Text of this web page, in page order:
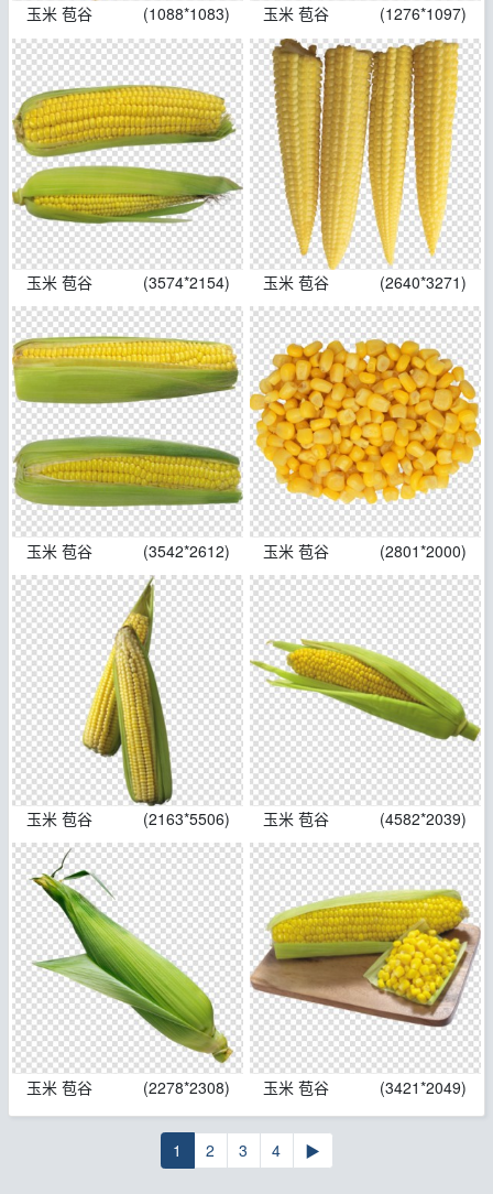
玉米 苞谷 (1088*1083) 玉米 苞谷 (1276*1097)
玉米 苞谷 (3574*2154) 玉米 苞谷 (2640*3271)
玉米 苞谷 (3542*2612) 玉米 苞谷 (2801*2000)
玉米 苞谷 (2163*5506) 玉米 苞谷 (4582*2039)
玉米 苞谷 (2278*2308) 玉米 苞谷 (3421*2049)
1 2 3 4 ▶